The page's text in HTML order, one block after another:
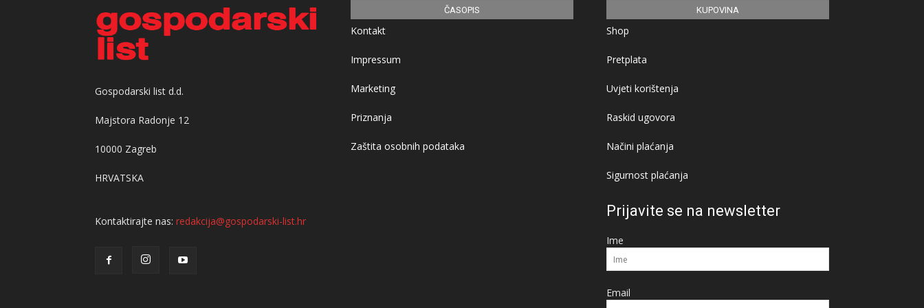
Gospodarski list d.d.
Majstora Radonje 12
10000 Zagreb
HRVATSKA
Kontaktirajte nas: redakcija@gospodarski-list.hr
ČASOPIS
Kontakt
Impressum
Marketing
Priznanja
Zaštita osobnih podataka
KUPOVINA
Shop
Pretplata
Uvjeti korištenja
Raskid ugovora
Načini plaćanja
Sigurnost plaćanja
Prijavite se na newsletter
Ime
Email